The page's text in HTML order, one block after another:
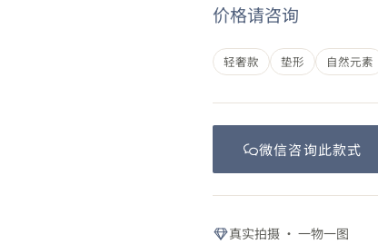
价格请咨询
轻奢款 垫形 自然元素
微信咨询此款式
真实拍摄 · 一物一图